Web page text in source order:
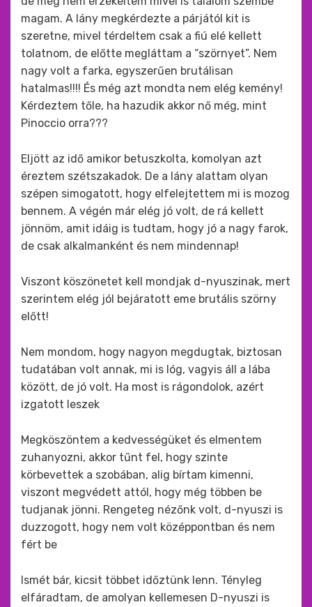
magam. A lány megkérdezte a párjától kit is
szeretne, mivel térdeltem csak a fiú elé kellett
tolatnom, de előtte megláttam a “szörnyet”. Nem
nagy volt a farka, egyszerűen brutálisan
hatalmas!!!! És még azt mondta nem elég kemény!
Kérdeztem tőle, ha hazudik akkor nő még, mint
Pinoccio orra???
Eljött az idő amikor betuszkolta, komolyan azt
éreztem szétszakadok. De a lány alattam olyan
szépen simogatott, hogy elfelejtettem mi is mozog
bennem. A végén már elég jó volt, de rá kellett
jönnöm, amit idáig is tudtam, hogy jó a nagy farok,
de csak alkalmanként és nem mindennap!
Viszont köszönetet kell mondjak d-nyuszinak, mert
szerintem elég jól bejáratott eme brutális szörny
előtt!
Nem mondom, hogy nagyon megdugtak, biztosan
tudatában volt annak, mi is lóg, vagyis áll a lába
között, de jó volt. Ha most is rágondolok, azért
izgatott leszek
Megköszöntem a kedvességüket és elmentem
zuhanyozni, akkor tűnt fel, hogy szinte
körbevettek a szobában, alig bírtam kimenni,
viszont megvédett attól, hogy még többen be
tudjanak jönni. Rengeteg nézőnk volt, d-nyuszi is
duzzogott, hogy nem volt középpontban és nem
fért be
Ismét bár, kicsit többet időztünk lenn. Tényleg
elfáradtam, de amolyan kellemesen D-nyuszi is